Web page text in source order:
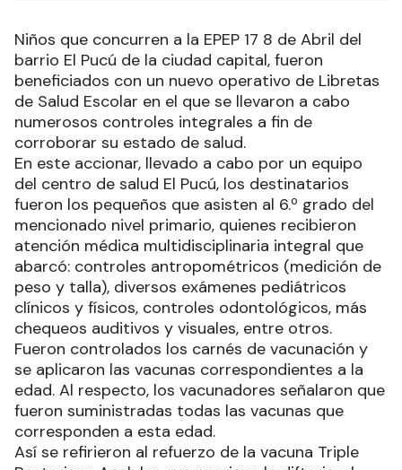
Niños que concurren a la EPEP 17 8 de Abril del
barrio El Pucú de la ciudad capital, fueron
beneficiados con un nuevo operativo de Libretas
de Salud Escolar en el que se llevaron a cabo
numerosos controles integrales a fin de
corroborar su estado de salud.
En este accionar, llevado a cabo por un equipo
del centro de salud El Pucú, los destinatarios
fueron los pequeños que asisten al 6.º grado del
mencionado nivel primario, quienes recibieron
atención médica multidisciplinaria integral que
abarcó: controles antropométricos (medición de
peso y talla), diversos exámenes pediátricos
clínicos y físicos, controles odontológicos, más
chequeos auditivos y visuales, entre otros.
Fueron controlados los carnés de vacunación y
se aplicaron las vacunas correspondientes a la
edad. Al respecto, los vacunadores señalaron que
fueron suministradas todas las vacunas que
corresponden a esta edad.
Así se refirieron al refuerzo de la vacuna Triple